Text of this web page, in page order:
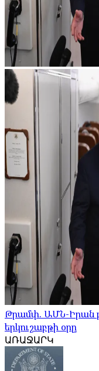
Թրամփ. ԱՄՆ-Իրան
երկուշաբթի օրը
ԱՌԱՋԱՐԿ